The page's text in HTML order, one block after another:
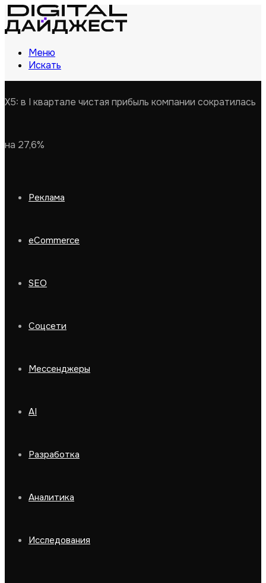
Меню
Искать
X5: в I квартале чистая прибыль компании сократилась
на 27,6%
Реклама
eCommerce
SEO
Соцсети
Мессенджеры
AI
Разработка
Аналитика
Исследования